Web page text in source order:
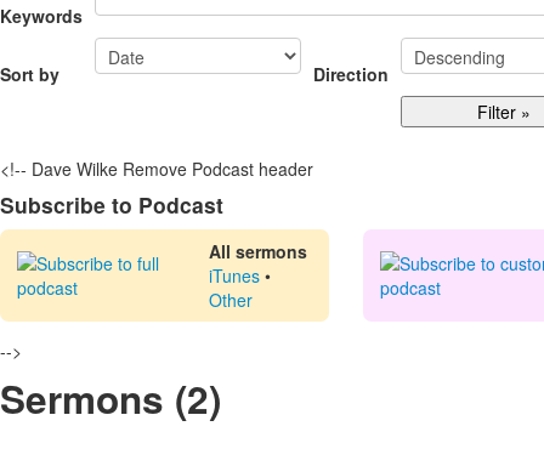
Keywords
Sort by Direction
<!-- Dave Wilke Remove Podcast header
Subscribe to Podcast
All sermons
iTunes •
Other
-->
Sermons (2)